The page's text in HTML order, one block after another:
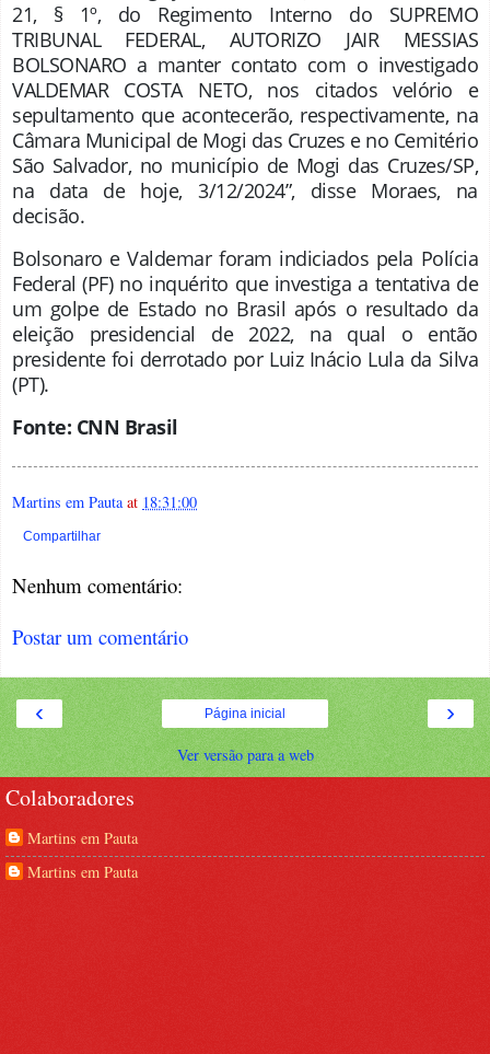
21, § 1º, do Regimento Interno do SUPREMO
TRIBUNAL FEDERAL, AUTORIZO JAIR MESSIAS
BOLSONARO a manter contato com o investigado
VALDEMAR COSTA NETO, nos citados velório e
sepultamento que acontecerão, respectivamente, na
Câmara Municipal de Mogi das Cruzes e no Cemitério
São Salvador, no município de Mogi das Cruzes/SP,
na data de hoje, 3/12/2024”, disse Moraes, na
decisão.
Bolsonaro e Valdemar foram indiciados pela Polícia
Federal (PF) no inquérito que investiga a tentativa de
um golpe de Estado no Brasil após o resultado da
eleição presidencial de 2022, na qual o então
presidente foi derrotado por Luiz Inácio Lula da Silva
(PT).
Fonte: CNN Brasil
Martins em Pauta at 18:31:00
Compartilhar
Nenhum comentário:
Postar um comentário
‹ ›
Página inicial
Ver versão para a web
Colaboradores
Martins em Pauta
Martins em Pauta